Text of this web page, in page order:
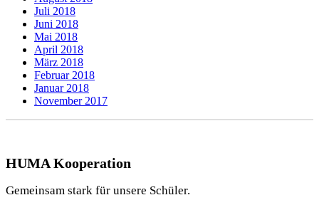
Juli 2018
Juni 2018
Mai 2018
April 2018
März 2018
Februar 2018
Januar 2018
November 2017
HUMA Kooperation
Gemeinsam stark für unsere Schüler.